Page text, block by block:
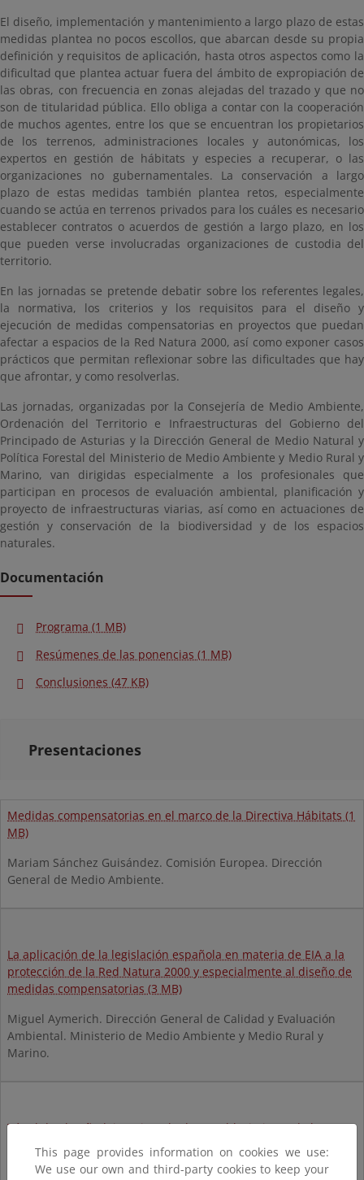
El diseño, implementación y mantenimiento a largo plazo de estas
medidas plantea no pocos escollos, que abarcan desde su propia
definición y requisitos de aplicación, hasta otros aspectos como la
dificultad que plantea actuar fuera del ámbito de expropiación de
las obras, con frecuencia en zonas alejadas del trazado y que no
son de titularidad pública. Ello obliga a contar con la cooperación
de muchos agentes, entre los que se encuentran los propietarios
de los terrenos, administraciones locales y autonómicas, los
expertos en gestión de hábitats y especies a recuperar, o las
organizaciones no gubernamentales. La conservación a largo
plazo de estas medidas también plantea retos, especialmente
cuando se actúa en terrenos privados para los cuáles es necesario
establecer contratos o acuerdos de gestión a largo plazo, en los
que pueden verse involucradas organizaciones de custodia del
territorio.
En las jornadas se pretende debatir sobre los referentes legales,
la normativa, los criterios y los requisitos para el diseño y
ejecución de medidas compensatorias en proyectos que puedan
afectar a espacios de la Red Natura 2000, así como exponer casos
prácticos que permitan reflexionar sobre las dificultades que hay
que afrontar, y como resolverlas.
Las jornadas, organizadas por la Consejería de Medio Ambiente,
Ordenación del Territorio e Infraestructuras del Gobierno del
Principado de Asturias y la Dirección General de Medio Natural y
Política Forestal del Ministerio de Medio Ambiente y Medio Rural y
Marino, van dirigidas especialmente a los profesionales que
participan en procesos de evaluación ambiental, planificación y
proyecto de infraestructuras viarias, así como en actuaciones de
gestión y conservación de la biodiversidad y de los espacios
naturales.
Documentación
Programa (1 MB)
Resúmenes de las ponencias (1 MB)
Conclusiones (47 KB)
Presentaciones
Medidas compensatorias en el marco de la Directiva Hábitats (1
MB)
Mariam Sánchez Guisández. Comisión Europea. Dirección
General de Medio Ambiente.
La aplicación de la legislación española en materia de EIA a la
protección de la Red Natura 2000 y especialmente al diseño de
medidas compensatorias (3 MB)
Miguel Aymerich. Dirección General de Calidad y Evaluación
Ambiental. Ministerio de Medio Ambiente y Medio Rural y
Marino.
Túnel de El Rañadoiro: ejemplo de restablecimiento de la
conectividad para el oso pardo en la Cordillera Cantábrica (5,4
This page provides information on cookies we use:
We use our own and third-party cookies to keep your